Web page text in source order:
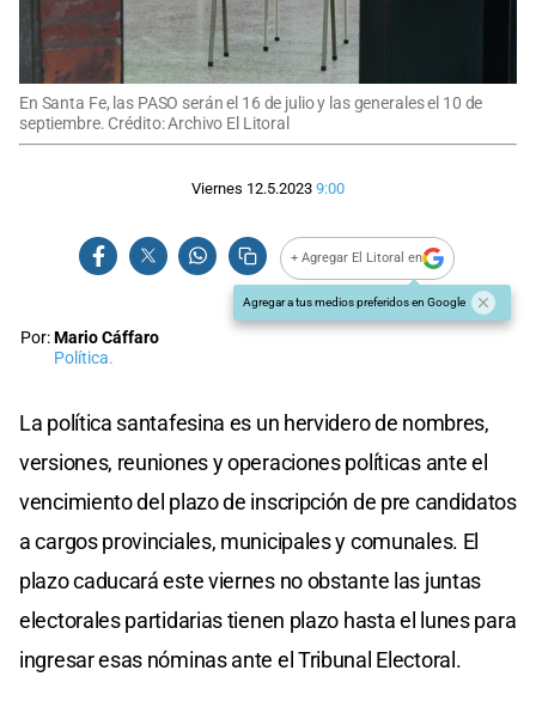
En Santa Fe, las PASO serán el 16 de julio y las generales el 10 de
septiembre. Crédito: Archivo El Litoral
Viernes 12.5.2023 9:00
+ Agregar El Litoral en
Agregar a tus medios preferidos en Google
Por:Mario Cáffaro
Política.
La política santafesina es un hervidero de nombres,
versiones, reuniones y operaciones políticas ante el
vencimiento del plazo de inscripción de pre candidatos
a cargos provinciales, municipales y comunales. El
plazo caducará este viernes no obstante las juntas
electorales partidarias tienen plazo hasta el lunes para
ingresar esas nóminas ante el Tribunal Electoral.